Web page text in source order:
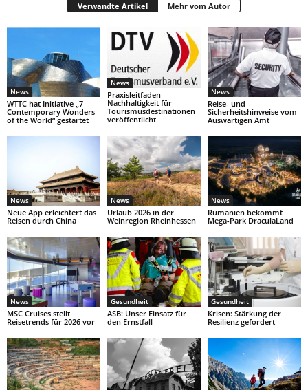
Verwandte Artikel Mehr vom Autor
News
WTTC hat Initiative „7
Contemporary Wonders
of the World“ gestartet
News
Praxisleitfaden
Nachhaltigkeit für
Tourismusdestinationen
veröffentlicht
News
Reise- und
Sicherheitshinweise vom
Auswärtigen Amt
News
Neue App erleichtert das
Reisen durch China
News
Urlaub 2026 in der
Weinregion Rheinhessen
News
Rumänien bekommt
Mega-Park DraculaLand
News
MSC Cruises stellt
Reisetrends für 2026 vor
Gesundheit
ASB: Unser Einsatz für
den Ernstfall
Gesundheit
Krisen: Stärkung der
Resilienz gefordert